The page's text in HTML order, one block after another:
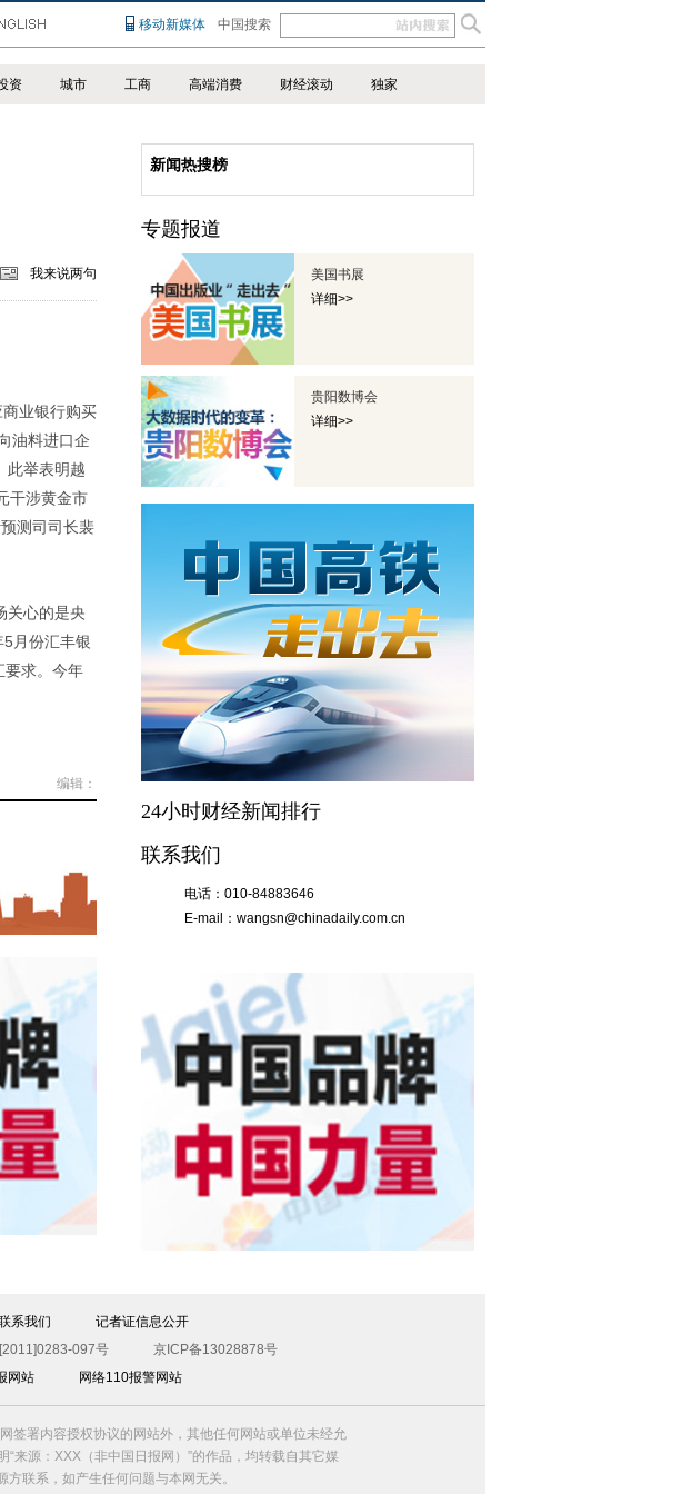
移动新媒体 中国搜索
资 城市 工商 高端消费 财经滚动 独家
我来说两句
业银行购买
油料进口企
此举表明越
干涉黄金市
测司司长裴
关心的是央
月份汇丰银
要求。今年
编辑：
新闻热搜榜
专题报道
美国书展
详细>>
贵阳数博会
详细>>
24小时财经新闻排行
联系我们
电话： 010-84883646
E-mail： wangsn@chinadaily.com.cn
系我们
记者证信息公开
097号
京ICP备13028878号
网站 网络110报警网站
签署内容授权协议的网站外，其他任何网站或单位未经允
来源：XXX（非中国日报网）”的作品，均转载自其它媒
联系，如产生任何问题与本网无关。